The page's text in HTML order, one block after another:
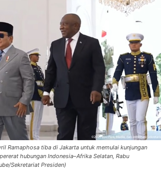
Ramaphosa tiba di Jakarta untuk memulai kunjungan
hubungan Indonesia–Afrika Selatan, Rabu
Sekretariat Presiden)